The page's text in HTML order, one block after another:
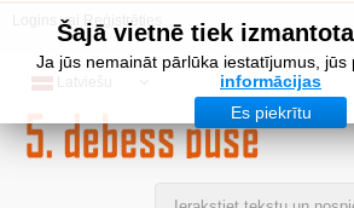
Šajā vietnē tiek
Ja jūs nemaināt pārlūka iestatījumus, jūs
informācijas
Es piekrītu
vai Reģistrēties